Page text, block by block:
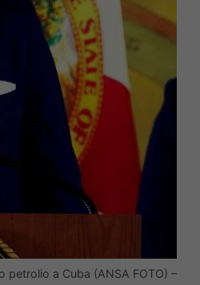
petrolio a Cuba (ANSA FOTO) –